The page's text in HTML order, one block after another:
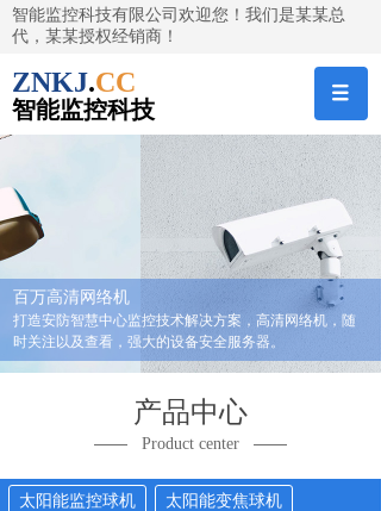
智能监控科技有限公司欢迎您！我们是某某总
代，某某授权经销商！
ZNKJ.CC
智能监控科技
百万高清网络机
打造安防智慧中心监控技术解决方案，高清网络机，随
时关注以及查看，强大的设备安全服务器。
产品中心
—— Product center ——
太阳能监控球机
太阳能变焦球机